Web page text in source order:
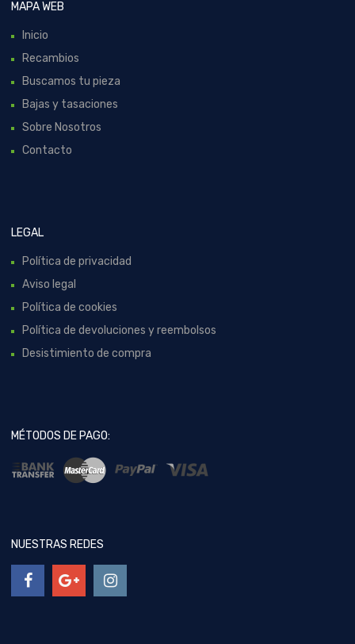
MAPA WEB
Inicio
Recambios
Buscamos tu pieza
Bajas y tasaciones
Sobre Nosotros
Contacto
LEGAL
Política de privacidad
Aviso legal
Política de cookies
Política de devoluciones y reembolsos
Desistimiento de compra
MÉTODOS DE PAGO:
NUESTRAS REDES